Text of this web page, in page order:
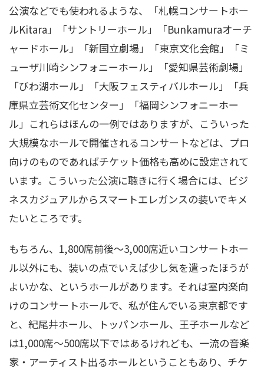
公演などでも使われるような、「札幌コンサートホー
ルKitara」「サントリーホール」「Bunkamuraオーチ
ャードホール」「新国立劇場」「東京文化会館」「ミ
ューザ川崎シンフォニーホール」「愛知県芸術劇場」
「びわ湖ホール」「大阪フェスティバルホール」「兵
庫県立芸術文化センター」「福岡シンフォニーホー
ル」これらはほんの一例ではありますが、こういった
大規模なホールで開催されるコンサートなどは、プロ
向けのものであればチケット価格も高めに設定されて
います。こういった公演に聴きに行く場合には、ビジ
ネスカジュアルからスマートエレガンスの装いでキメ
たいところです。
もちろん、1,800席前後〜3,000席近いコンサートホー
ル以外にも、装いの点でいえば少し気を遣ったほうが
よいかな、というホールがあります。それは室内楽向
けのコンサートホールで、私が住んでいる東京都です
と、紀尾井ホール、トッパンホール、王子ホールなど
は1,000席〜500席以下ではあるけれども、一流の音楽
家・アーティスト出るホールということもあり、チケ